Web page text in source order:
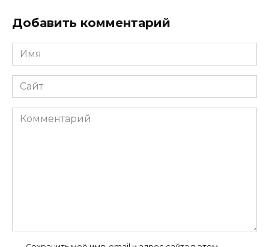
Добавить комментарий
Имя
*
Сайт
Комментарий